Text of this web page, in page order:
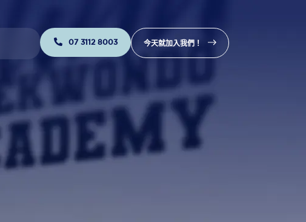
07 3112 8003 今天就加入我們！